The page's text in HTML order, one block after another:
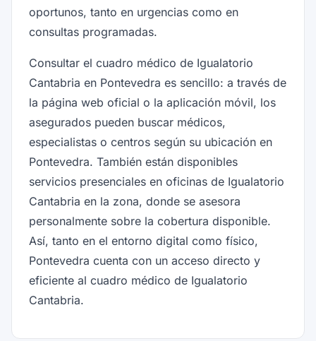
oportunos, tanto en urgencias como en
consultas programadas.
Consultar el cuadro médico de Igualatorio
Cantabria en Pontevedra es sencillo: a través de
la página web oficial o la aplicación móvil, los
asegurados pueden buscar médicos,
especialistas o centros según su ubicación en
Pontevedra. También están disponibles
servicios presenciales en oficinas de Igualatorio
Cantabria en la zona, donde se asesora
personalmente sobre la cobertura disponible.
Así, tanto en el entorno digital como físico,
Pontevedra cuenta con un acceso directo y
eficiente al cuadro médico de Igualatorio
Cantabria.